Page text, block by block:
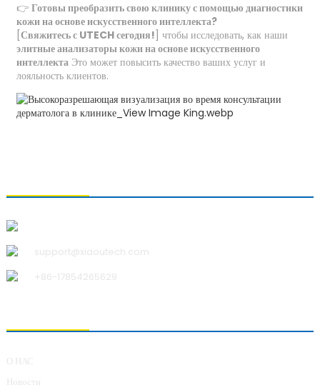
👉 Готовы преобразить свою клинику с помощью диагностики
кожи на основе искусственного интеллекта?
Свяжитесь с UTECH сегодня! ] чтобы исследовать, как наши
элитные анализаторы кожи на основе искусственного
интеллектаЭто может повысить качество ваших услуг и
лояльность клиентов.
support@xiaoutech.com
+86-17854265629
О НАС
Новости